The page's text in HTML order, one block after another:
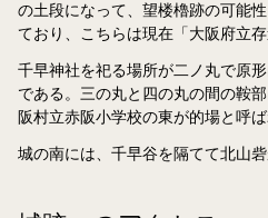
の土段になって、望楼櫓跡の可能
ており、こちらは現在「大阪府立
千早神社を祀る場所が二ノ丸で原
である。三の丸と四の丸の間の鞍
阪村立赤阪小学校の東が的場と呼
城の南には、千早谷を隔てて北山